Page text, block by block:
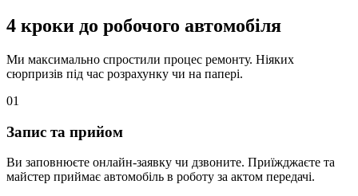
4 кроки до робочого автомобіля
Ми максимально спростили процес ремонту. Ніяких
сюрпризів під час розрахунку чи на папері.
01
Запис та прийом
Ви заповнюєте онлайн-заявку чи дзвоните. Приїжджаєте та
майстер приймає автомобіль в роботу за актом передачі.